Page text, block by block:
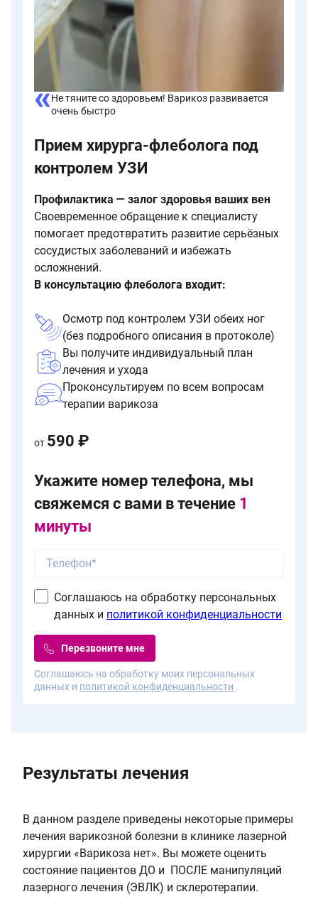
Не тяните со здоровьем! Варикоз развивается
очень быстро
Прием хирурга-флеболога под
контролем УЗИ
Профилактика — залог здоровья ваших вен
Своевременное обращение к специалисту
помогает предотвратить развитие серьёзных
сосудистых заболеваний и избежать
осложнений.
В консультацию флеболога входит:
Осмотр под контролем УЗИ обеих ног
(без подробного описания в протоколе)
Вы получите индивидуальный план
лечения и ухода
Проконсультируем по всем вопросам
терапии варикоза
от 590 ₽
Укажите номер телефона, мы
свяжемся с вами в течение 1
минуты
Соглашаюсь на обработку персональных
данных и политикой конфиденциальности
Перезвоните мне
Соглашаюсь на обработку моих персональных
данных и политикой конфиденциальности .
Результаты лечения
В данном разделе приведены некоторые примеры
лечения варикозной болезни в клинике лазерной
хирургии «Варикоза нет». Вы можете оценить
состояние пациентов ДО и ПОСЛЕ манипуляций
лазерного лечения (ЭВЛК) и склеротерапии.